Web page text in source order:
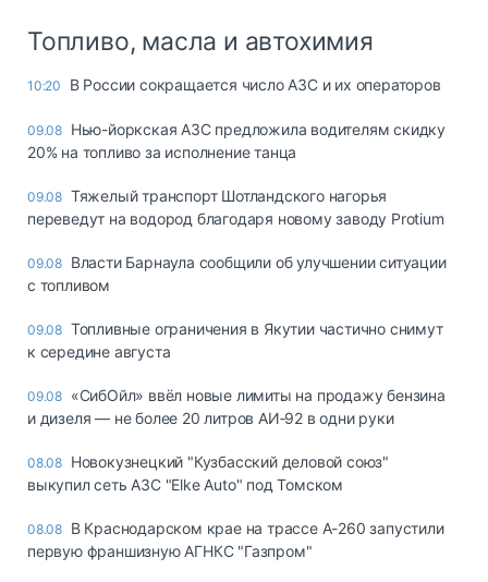
Топливо, масла и автохимия
10:20 В России сокращается число АЗС и их операторов
09.08 Нью-йоркская АЗС предложила водителям скидку
20% на топливо за исполнение танца
09.08 Тяжелый транспорт Шотландского нагорья
переведут на водород благодаря новому заводу Protium
09.08 Власти Барнаула сообщили об улучшении ситуации
с топливом
09.08 Топливные ограничения в Якутии частично снимут
к середине августа
09.08 «СибОйл» ввёл новые лимиты на продажу бензина
и дизеля — не более 20 литров АИ‑92 в одни руки
08.08 Новокузнецкий "Кузбасский деловой союз"
выкупил сеть АЗС "Elke Auto" под Томском
08.08 В Краснодарском крае на трассе А-260 запустили
первую франшизную АГНКС "Газпром"